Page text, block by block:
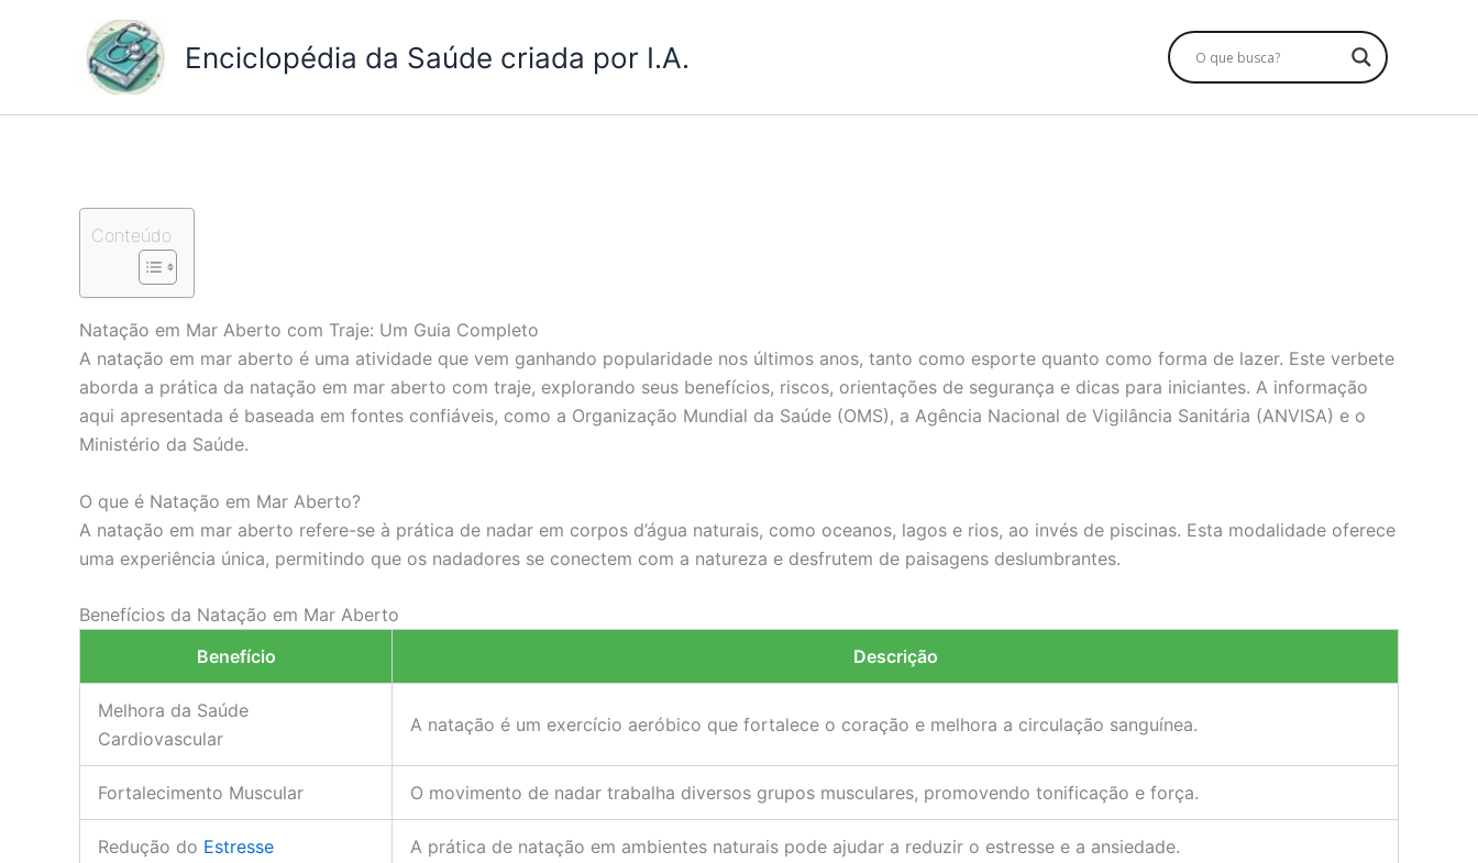
Enciclopédia da Saúde criada por I.A.
Conteúdo
Natação em Mar Aberto com Traje: Um Guia Completo
A natação em mar aberto é uma atividade que vem ganhando popularidade nos últimos anos, tanto como esporte quanto como forma de lazer. Este verbete
aborda a prática da natação em mar aberto com traje, explorando seus benefícios, riscos, orientações de segurança e dicas para iniciantes. A informação
aqui apresentada é baseada em fontes confiáveis, como a Organização Mundial da Saúde (OMS), a Agência Nacional de Vigilância Sanitária (ANVISA) e o
Ministério da Saúde.
O que é Natação em Mar Aberto?
A natação em mar aberto refere-se à prática de nadar em corpos d’água naturais, como oceanos, lagos e rios, ao invés de piscinas. Esta modalidade oferece
uma experiência única, permitindo que os nadadores se conectem com a natureza e desfrutem de paisagens deslumbrantes.
Benefícios da Natação em Mar Aberto
Benefício
Descrição
Melhora da Saúde
Cardiovascular
A natação é um exercício aeróbico que fortalece o coração e melhora a circulação sanguínea.
Fortalecimento Muscular O movimento de nadar trabalha diversos grupos musculares, promovendo tonificação e força.
Redução do Estresse A prática de natação em ambientes naturais pode ajudar a reduzir o estresse e a ansiedade.